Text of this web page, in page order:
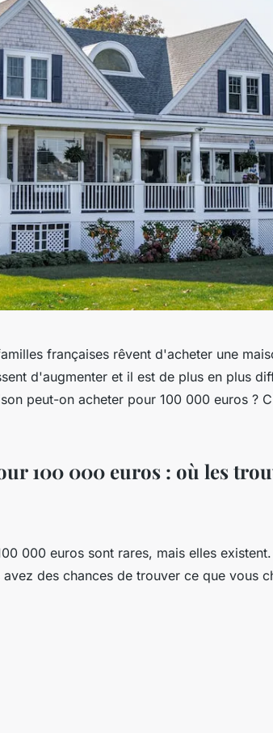
françaises rêvent d'acheter une
d'augmenter et il est de plus en plus
peut-on acheter pour 100 000 euros ?
100 000 euros : où les
000 euros sont rares, mais elles
des chances de trouver ce que vous